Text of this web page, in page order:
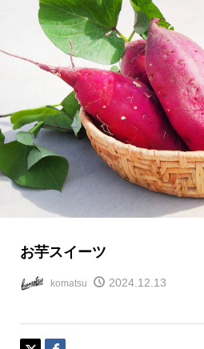
お芋スイーツ
komatsu 2024.12.13